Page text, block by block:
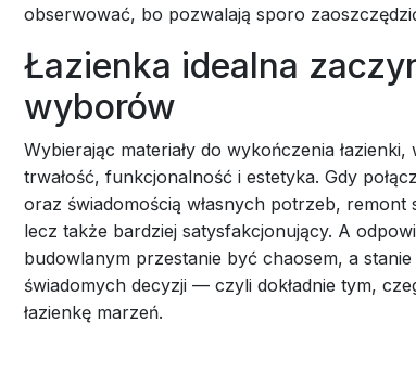
obserwować, bo pozwalają sporo
Łazienka idealna
wyborów
Wybierając materiały do wykończenia
trwałość, funkcjonalność i estetyka. Gdy
oraz świadomością własnych potrzeb, remont
lecz także bardziej satysfakcjonujący. A
budowlanym przestanie być chaosem, a stanie
świadomych decyzji — czyli dokładnie tym,
łazienkę marzeń.